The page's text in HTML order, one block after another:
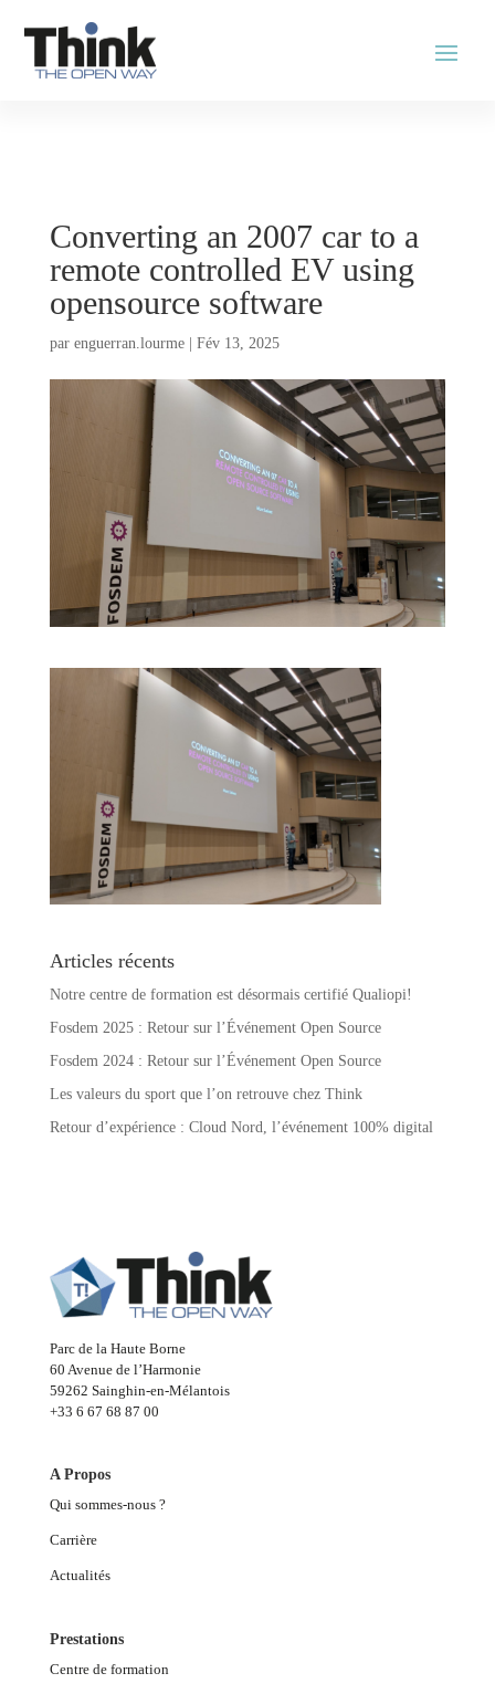
Converting an 2007 car to a
remote controlled EV using
opensource software
par enguerran.lourme| Fév 13, 2025
Articles récents
Notre centre de formation est désormais certifié Qualiopi!
Fosdem 2025 : Retour sur l’Événement Open Source
Fosdem 2024 : Retour sur l’Événement Open Source
Les valeurs du sport que l’on retrouve chez Think
Retour d’expérience : Cloud Nord, l’événement 100% digital
Parc de la Haute Borne
60 Avenue de l’Harmonie
59262 Sainghin-en-Mélantois
+33 6 67 68 87 00
A Propos
Qui sommes-nous ?
Carrière
Actualités
Prestations
Centre de formation